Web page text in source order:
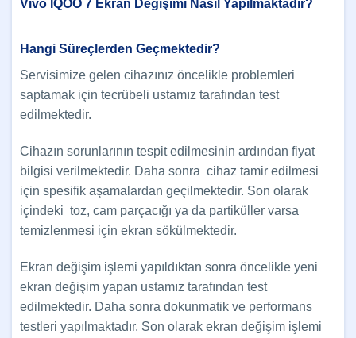
Vivo İQOO 7 Ekran Değişimi Nasıl Yapılmaktadır?
Hangi Süreçlerden Geçmektedir?
Servisimize gelen cihazınız öncelikle problemleri
saptamak için tecrübeli ustamız tarafından test
edilmektedir.
Cihazın sorunlarının tespit edilmesinin ardından fiyat
bilgisi verilmektedir. Daha sonra cihaz tamir edilmesi
için spesifik aşamalardan geçilmektedir. Son olarak
içindeki toz, cam parçacığı ya da partiküller varsa
temizlenmesi için ekran sökülmektedir.
Ekran değişim işlemi yapıldıktan sonra öncelikle yeni
ekran değişim yapan ustamız tarafından test
edilmektedir. Daha sonra dokunmatik ve performans
testleri yapılmaktadır. Son olarak ekran değişim işlemi